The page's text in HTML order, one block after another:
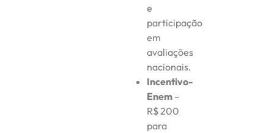
e
participação
em
avaliações
nacionais.
Incentivo-
Enem –
R$ 200
para